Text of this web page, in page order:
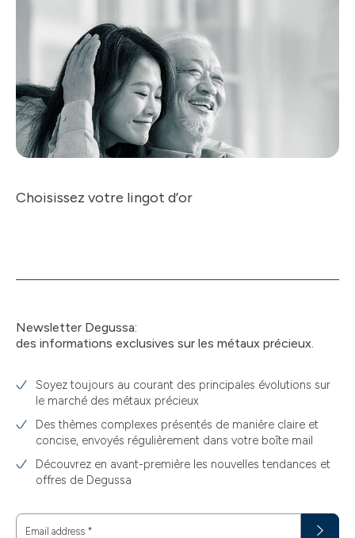
Choisissez votre lingot d’or
Newsletter Degussa:
des informations exclusives sur les métaux précieux.
Soyez toujours au courant des principales évolutions sur
le marché des métaux précieux
Des thèmes complexes présentés de manière claire et
concise, envoyés régulièrement dans votre boîte mail
Découvrez en avant-première les nouvelles tendances et
offres de Degussa
Email address *